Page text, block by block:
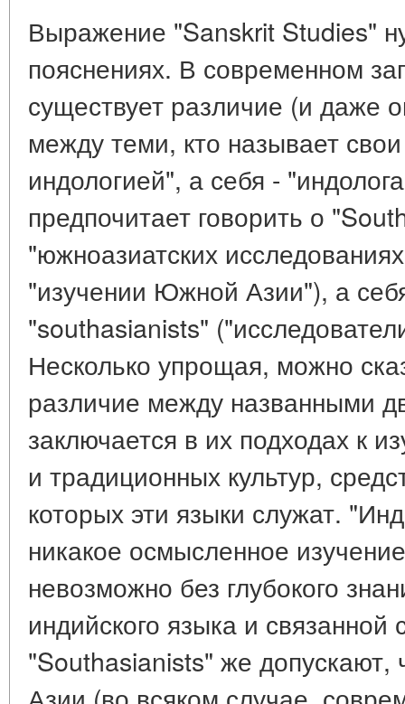
Выражение "Sanskrit Studies"
пояснениях. В современном
существует различие (и даже
между теми, кто называет
индологией", а себя -
предпочитает говорить о
"южноазиатских
"изучении Южной Азии"), а
"southasianists"
Несколько упрощая, можно
различие между названными
заключается в их подходах к
и традиционных культур,
которых эти языки служат.
никакое осмысленное
невозможно без глубокого
индийского языка и связанной
"Southasianists" же